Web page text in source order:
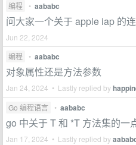
编程 • aababc
问大家一个关于 apple iap 的
Jun 22, 2024
编程
• aababc
对象属性还是方法参数
Jan 24, 2024 • Lastly replied by
Go 编程语言 • aababc
go 中关于 T 和 *T 方法集的一
Jan 17, 2024 • Lastly replied by